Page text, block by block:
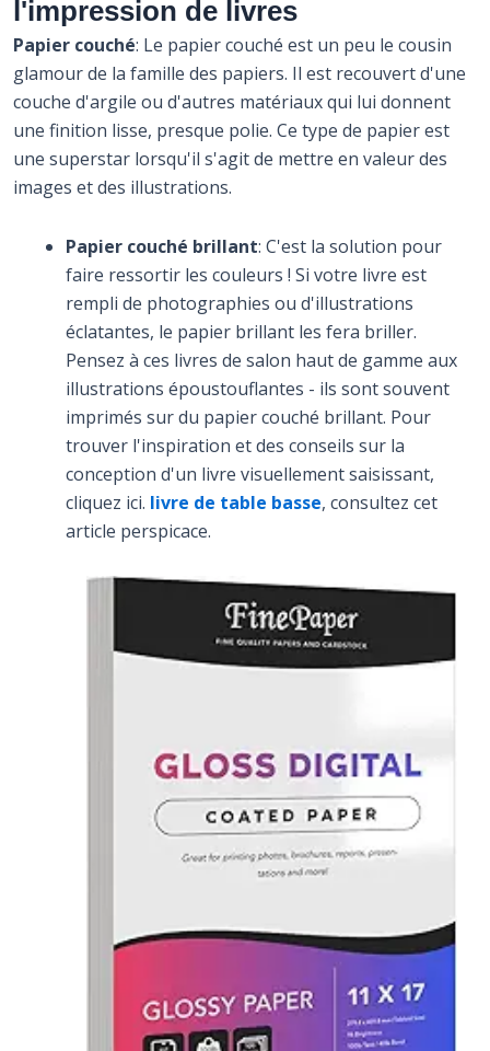
l'impression de livres
Papier couché: Le papier couché est un peu le cousin
glamour de la famille des papiers. Il est recouvert d'une
couche d'argile ou d'autres matériaux qui lui donnent
une finition lisse, presque polie. Ce type de papier est
une superstar lorsqu'il s'agit de mettre en valeur des
images et des illustrations.
Papier couché brillant: C'est la solution pour
faire ressortir les couleurs ! Si votre livre est
rempli de photographies ou d'illustrations
éclatantes, le papier brillant les fera briller.
Pensez à ces livres de salon haut de gamme aux
illustrations époustouflantes - ils sont souvent
imprimés sur du papier couché brillant. Pour
trouver l'inspiration et des conseils sur la
conception d'un livre visuellement saisissant,
cliquez ici. livre de table basse, consultez cet
article perspicace.